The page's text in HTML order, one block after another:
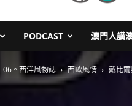
PODCAST 澳門人講
06。西洋風物誌 西歐風情 戴比